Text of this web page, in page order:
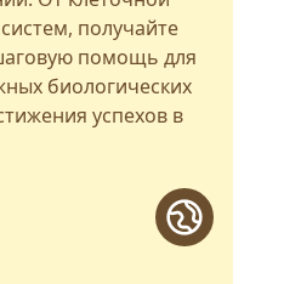
получайте
помощь для
биологических
успехов в